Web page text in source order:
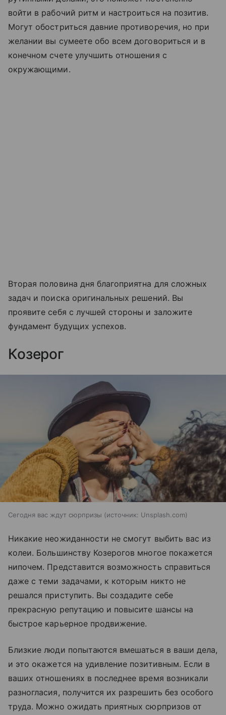
войти в рабочий ритм и настроиться на позитив.
Могут обостриться давние противоречия, но при
желании вы сумеете обо всем договориться и в
конечном счете улучшить отношения с
окружающими.
Вторая половина дня благоприятна для сложных
задач и поиска оригинальных решений. Вы
проявите себя с лучшей стороны и заложите
фундамент будущих успехов.
Козерог
Сегодня вас ждут сюрпризы источник: Unsplash.com
Никакие неожиданности не смогут выбить вас из
колеи. Большинству Козерогов многое покажется
нипочем. Представится возможность справиться
даже с теми задачами, к которым никто не
решался приступить. Вы создадите себе
прекрасную репутацию и повысите шансы на
быстрое карьерное продвижение.
Близкие люди попытаются вмешаться в ваши дела,
и это окажется на удивление позитивным. Если в
ваших отношениях в последнее время возникали
разногласия, получится их разрешить без особого
труда. Можно ожидать приятных сюрпризов от